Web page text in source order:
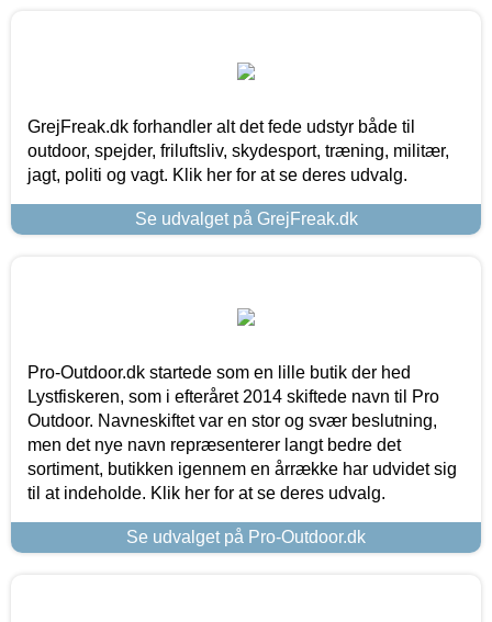
GrejFreak.dk forhandler alt det fede udstyr både til
outdoor, spejder, friluftsliv, skydesport, træning, militær,
jagt, politi og vagt. Klik her for at se deres udvalg.
Se udvalget på GrejFreak.dk
Pro-Outdoor.dk startede som en lille butik der hed
Lystfiskeren, som i efteråret 2014 skiftede navn til Pro
Outdoor. Navneskiftet var en stor og svær beslutning,
men det nye navn repræsenterer langt bedre det
sortiment, butikken igennem en årrække har udvidet sig
til at indeholde. Klik her for at se deres udvalg.
Se udvalget på Pro-Outdoor.dk